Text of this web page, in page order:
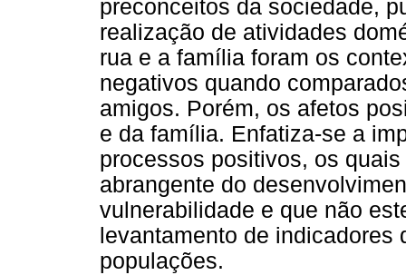
preconceitos da sociedade,
realização de atividades
rua e a família foram os
negativos quando
amigos. Porém, os afetos
e da família. Enfatiza-se a
processos positivos, os
abrangente do
vulnerabilidade e que não
levantamento de
populações.